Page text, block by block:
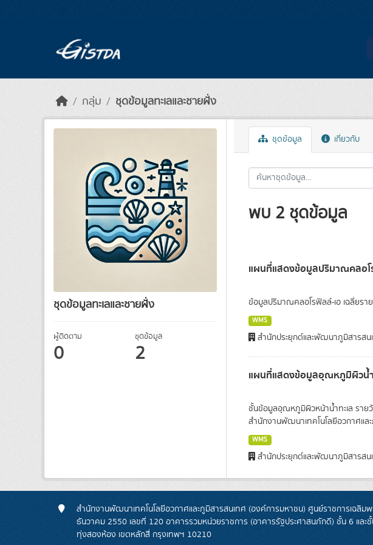
กลุ่ม ชุดข้อมูลทะเลและชายฝั่ง
ชุดข้อมูลทะเลและชายฝั่ง
ผู้ติดตาม
0
ชุดข้อมูล
2
ชุดข้อมูล เกี่ยวกับ
พบ 2 ชุดข้อมูล
แผนที่แสดงข้อมูลปริมาณคลอโร
ข้อมูลปริมาณคลอโรฟิลล์-เอ เฉลี่ยรา
WMS
สำนักประยุกต์และพัฒนาภูมิสารสน
แผนที่แสดงข้อมูลอุณหภูมิผิวน้ำท
ชั้นข้อมูลอุณหภูมิผิวหน้าน้ำทะเล รายวั
สำนักงานพัฒนาเทคโนโลยีอวกาศแล
WMS
สำนักประยุกต์และพัฒนาภูมิสารสน
สำนักงานพัฒนาเทคโนโลยีอวกาศและภูมิสารสนเทศ (องค์การมหาชน) ศูนย์ราชการเฉลิม
ธันวาคม 2550 เลขที่ 120 อาคารรวมหน่วยราชการ (อาคารรัฐประศาสนภักดี) ชั้น 6 และ
ทุ่งสองห้อง เขตหลักสี่ กรุงเทพฯ 10210